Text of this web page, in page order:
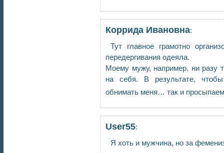
Коррида Ивановна:
Тут главное грамотно
передергивания одеяла.
Моему мужу, например, ни разу
на себя. В результате,
обнимать меня… так и
User55:
Я хоть и мужчина, но за